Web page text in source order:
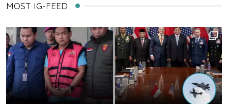
MOST IG-FEED